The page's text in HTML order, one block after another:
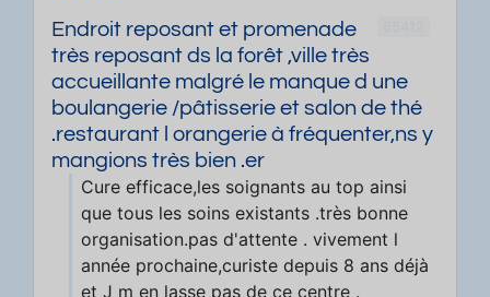
Endroit reposant et promenade
très reposant ds la forêt ,ville très
accueillante malgré le manque d une
boulangerie /pâtisserie et salon de thé
.restaurant l orangerie à fréquenter,ns y
mangions très bien .er
Cure efficace,les soignants au top ainsi
que tous les soins existants .très bonne
organisation.pas d'attente . vivement l
année prochaine,curiste depuis 8 ans déjà
et J m en lasse pas de ce centre .